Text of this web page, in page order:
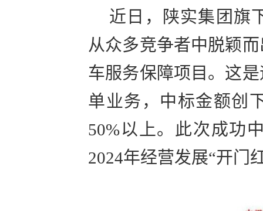
近日，陕实集团旗
从众多竞争者中脱颖
车服务保障项目。这
单业务，中标金额创
50%以上。此次成功
2024年经营发展“开门